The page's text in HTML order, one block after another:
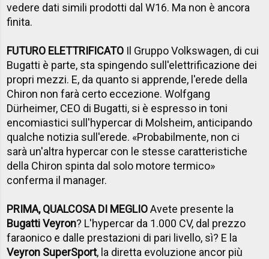
vedere dati simili prodotti dal W16. Ma non è ancora
finita.
FUTURO ELETTRIFICATO Il Gruppo Volkswagen, di cui
Bugatti è parte, sta spingendo sull'elettrificazione dei
propri mezzi. E, da quanto si apprende, l'erede della
Chiron non farà certo eccezione. Wolfgang
Dürheimer, CEO di Bugatti, si è espresso in toni
encomiastici sull'hypercar di Molsheim, anticipando
qualche notizia sull'erede. «Probabilmente, non ci
sarà un'altra hypercar con le stesse caratteristiche
della Chiron spinta dal solo motore termico»
conferma il manager.
PRIMA, QUALCOSA DI MEGLIOAvete presente la
Bugatti Veyron? L'hypercar da 1.000 CV, dal prezzo
faraonico e dalle prestazioni di pari livello, sì? E la
Veyron SuperSport, la diretta evoluzione ancor più